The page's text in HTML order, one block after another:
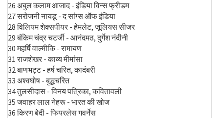
26 अबुल कलाम आजाद - इंडिया विन्स फ्रीडम
27 सरोजनी नायडू - द सांग्स ऑफ इंडिया
28 विलियम शेक्सपीयर - हेमलेट, जूलियस सीजर
29 बंकिम चंद्र चटर्जी - आनंदमठ, दुर्गेश नंदीनी
30 महर्षि वाल्मीकि - रामायण
31 राजशेखर - काव्य मीमांसा
32 बाणभट्ट - हर्ष चरित, कादंबरी
33 अश्वघोष - बुद्धचरित
34 तुलसीदास - विनय पत्रिका, कवितावली
35 जवाहर लाल नेहरू - भारत की खोज
36 किरण बेदी - फियरलेस गवर्नेस